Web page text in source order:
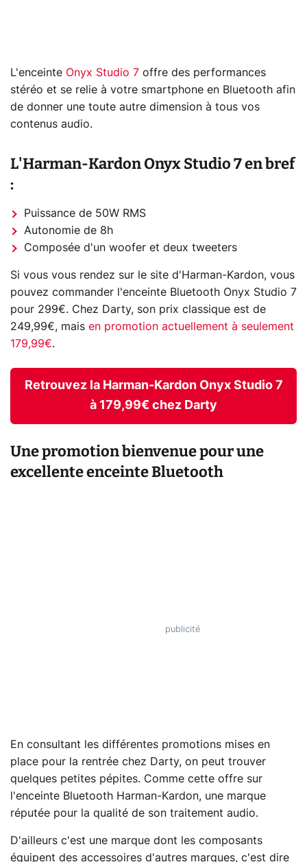
L'enceinte Onyx Studio 7 offre des performances
stéréo et se relie à votre smartphone en Bluetooth afin
de donner une toute autre dimension à tous vos
contenus audio.
L'Harman-Kardon Onyx Studio 7 en bref
:
Puissance de 50W RMS
Autonomie de 8h
Composée d'un woofer et deux tweeters
Si vous vous rendez sur le site d'Harman-Kardon, vous
pouvez commander l'enceinte Bluetooth Onyx Studio 7
pour 299€. Chez Darty, son prix classique est de
249,99€, mais en promotion actuellement à seulement
179,99€.
Retrouvez la Harman-Kardon Onyx Studio 7
à 179,99€ chez Darty
Une promotion bienvenue pour une
excellente enceinte Bluetooth
En consultant les différentes promotions mises en
place pour la rentrée chez Darty, on peut trouver
quelques petites pépites. Comme cette offre sur
l'enceinte Bluetooth Harman-Kardon, une marque
réputée pour la qualité de son traitement audio.
D'ailleurs c'est une marque dont les composants
équipent des accessoires d'autres marques, c'est dire